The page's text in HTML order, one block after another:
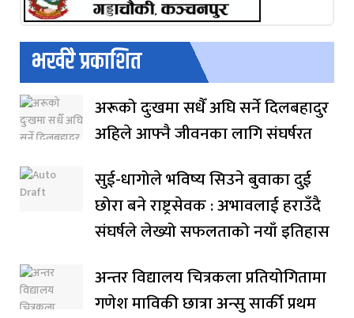
भर्खरै प्रकाशित
अरूको दुःखमा सधैँ अघि सर्ने दिलबहादुर
अहिले आफ्नै जीवनका लागि संघर्षरत
सुई-धागोले भविष्य सिउने बुवाका दुई
छोरा बने राष्ट्रसेवक : अभावलाई हराउँदै
संघर्षले लेख्यो सफलताको नयाँ इतिहास
अन्तर विद्यालय चित्रकला प्रतियोगितामा
गणेश माविकी छात्रा अन्सु सार्की प्रथम